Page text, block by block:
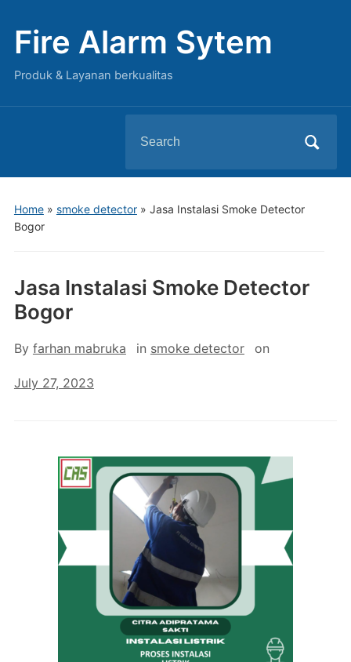
Fire Alarm Sytem
Produk & Layanan berkualitas
for:
Home» smoke detector» Jasa Instalasi Smoke Detector
Bogor
Jasa Instalasi Smoke Detector
Bogor
By farhan mabruka in smoke detector on
July 27, 2023